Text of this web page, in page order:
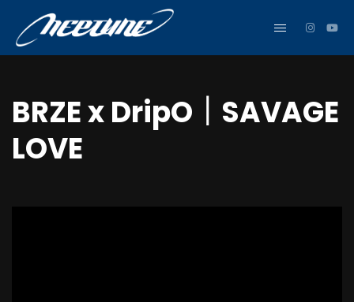
BRZE x DripO｜SAVAGE
LOVE